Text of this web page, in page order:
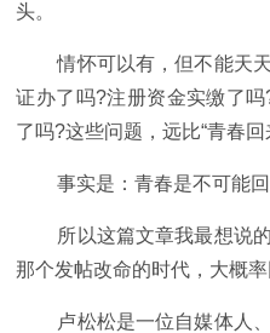
头。
情怀可以有，但不能天
证办了吗?注册资金实缴了
了吗?这些问题，远比“青春回
事实是：青春是不可能回
所以这篇文章我最想说
那个发帖改命的时代，大概率
卢松松是一位自媒体人